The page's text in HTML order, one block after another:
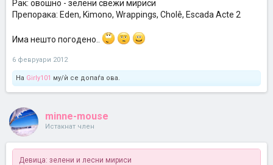
Рак: овошно - зелени свежи мириси
Препорака: Eden, Kimono, Wrappings, Cholê, Escada Acte 2
Има нешто погодено..
6 февруари 2012
На Girly101 му/ѝ се допаѓа ова.
minne-mouse
Истакнат член
Девица: зелени и лесни мириси